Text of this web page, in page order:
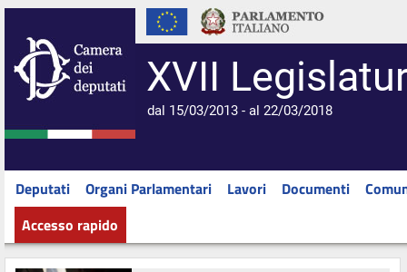
XVII
dal 15/03/2013 - al 22/03/2018
Deputati Organi Parlamentari Lavori Documenti
Accesso rapido